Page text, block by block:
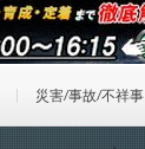
災害/事故/不祥事